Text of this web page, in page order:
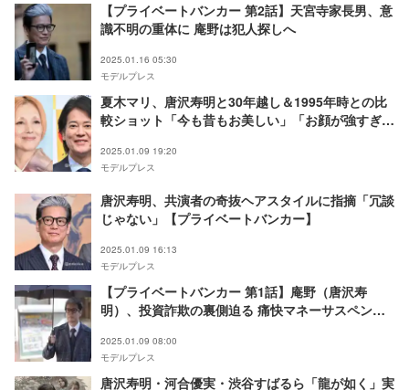
【プライベートバンカー 第2話】天宮寺家長男、意
識不明の重体に 庵野は犯人探しへ
2025.01.16 05:30
モデルプレス
夏木マリ、唐沢寿明と30年越し＆1995年時との比
較ショット「今も昔もお美しい」「お顔が強すぎ」
2025.01.09 19:20
モデルプレス
唐沢寿明、共演者の奇抜ヘアスタイルに指摘「冗談
じゃない」【プライベートバンカー】
2025.01.09 16:13
モデルプレス
【プライベートバンカー 第1話】庵野（唐沢寿
明）、投資詐欺の裏側迫る 痛快マネーサスペンス
2025.01.09 08:00
モデルプレス
唐沢寿明・河合優実・渋谷すばるら「龍が如く」実